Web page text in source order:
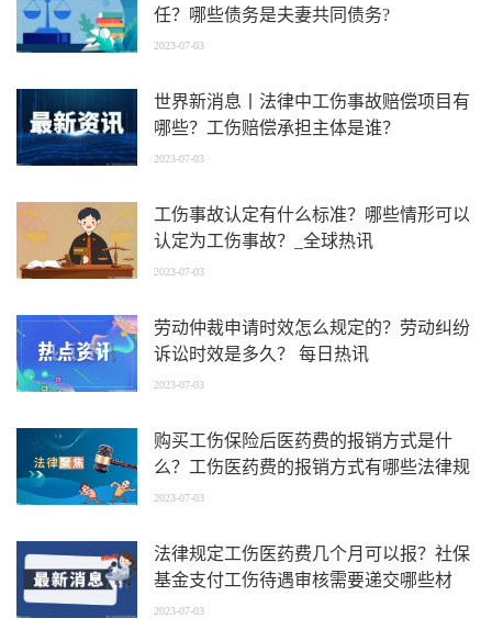
任？哪些债务是夫妻共同债务?
2023-07-03
世界新消息丨法律中工伤事故赔偿项目有
哪些？工伤赔偿承担主体是谁？
2023-07-03
工伤事故认定有什么标准？哪些情形可以
认定为工伤事故？_全球热讯
2023-07-03
劳动仲裁申请时效怎么规定的？劳动纠纷
诉讼时效是多久？ 每日热讯
2023-07-03
购买工伤保险后医药费的报销方式是什
么？工伤医药费的报销方式有哪些法律规
定？
2023-07-03
法律规定工伤医药费几个月可以报？社保
基金支付工伤待遇审核需要递交哪些材
料？
2023-07-03